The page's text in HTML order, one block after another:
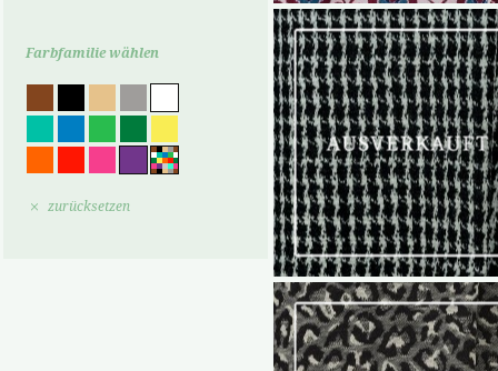
Farbfamilie wählen
zurücksetzen